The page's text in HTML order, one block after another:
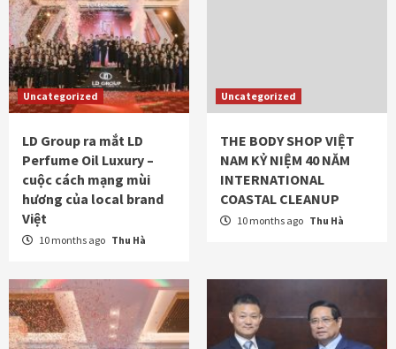
Uncategorized
LD Group ra mắt LD
Perfume Oil Luxury –
cuộc cách mạng mùi
hương của local brand
Việt
10 months ago Thu Hà
Uncategorized
THE BODY SHOP VIỆT
NAM KỶ NIỆM 40 NĂM
INTERNATIONAL
COASTAL CLEANUP
10 months ago Thu Hà